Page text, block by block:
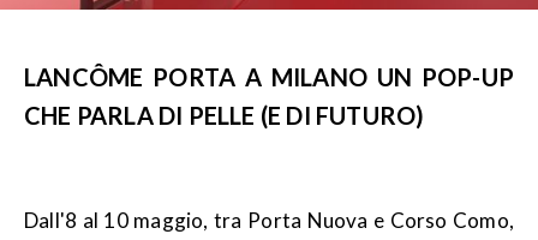
LANCÔME PORTA A MILANO UN POP-UP
CHE PARLA DI PELLE (E DI FUTURO)
Dall'8 al 10 maggio, tra Porta Nuova e Corso Como,